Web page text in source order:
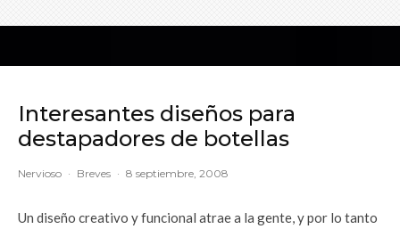
Interesantes diseños para
destapadores de botellas
Nervioso · Breves · 8 septiembre, 2008
Un diseño creativo y funcional atrae a la gente, y por lo tanto